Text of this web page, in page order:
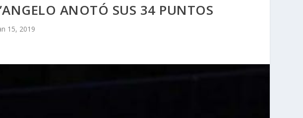
ANOTÓ SUS 34 PUNTOS
15, 2019